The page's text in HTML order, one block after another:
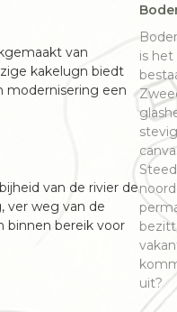
van
kakelugn biedt
modernisering een
van de rivier de
ver weg van de
binnen bereik voor
is het
uit?